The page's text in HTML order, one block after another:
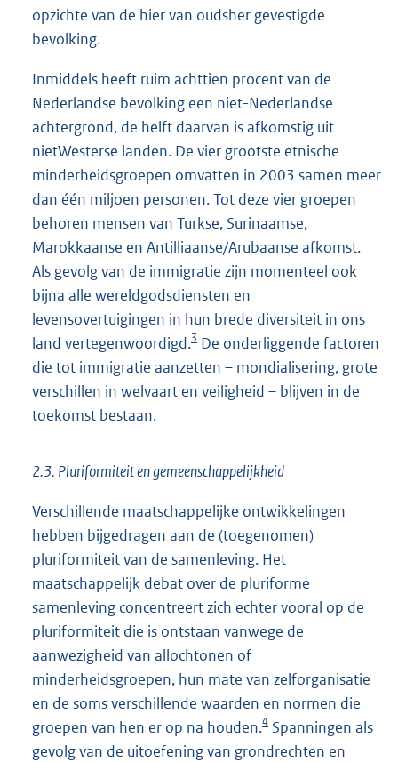
opzichte van de hier van oudsher gevestigde
bevolking.
Inmiddels heeft ruim achttien procent van de
Nederlandse bevolking een niet-Nederlandse
achtergrond, de helft daarvan is afkomstig uit
nietWesterse landen. De vier grootste etnische
minderheidsgroepen omvatten in 2003 samen meer
dan één miljoen personen. Tot deze vier groepen
behoren mensen van Turkse, Surinaamse,
Marokkaanse en Antilliaanse/Arubaanse afkomst.
Als gevolg van de immigratie zijn momenteel ook
bijna alle wereldgodsdiensten en
levensovertuigingen in hun brede diversiteit in ons
land vertegenwoordigd.3 De onderliggende factoren
die tot immigratie aanzetten – mondialisering, grote
verschillen in welvaart en veiligheid – blijven in de
toekomst bestaan.
2.3. Pluriformiteit en gemeenschappelijkheid
Verschillende maatschappelijke ontwikkelingen
hebben bijgedragen aan de (toegenomen)
pluriformiteit van de samenleving. Het
maatschappelijk debat over de pluriforme
samenleving concentreert zich echter vooral op de
pluriformiteit die is ontstaan vanwege de
aanwezigheid van allochtonen of
minderheidsgroepen, hun mate van zelforganisatie
en de soms verschillende waarden en normen die
groepen van hen er op na houden.4 Spanningen als
gevolg van de uitoefening van grondrechten en